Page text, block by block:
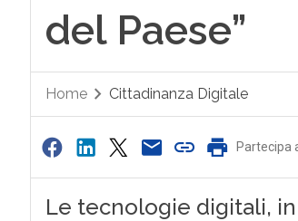
del Paese”
Home Cittadinanza Digitale
Partecipa
Le tecnologie digitali,